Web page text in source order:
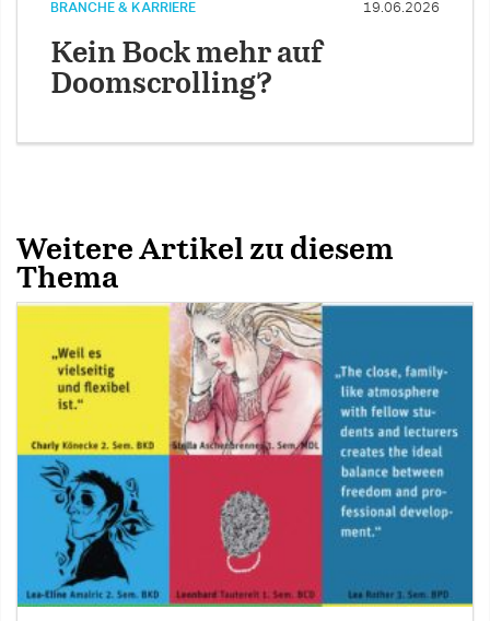
BRANCHE & KARRIERE 19.06.2026
Kein Bock mehr auf
Doomscrolling?
Weitere Artikel zu diesem
Thema